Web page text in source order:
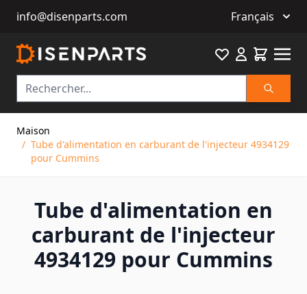
info@disenparts.com Français
FavouriteCart
Maison
/ Tube d'alimentation en carburant de l'injecteur 4934129
pour Cummins
Tube d'alimentation en
carburant de l'injecteur
4934129 pour Cummins